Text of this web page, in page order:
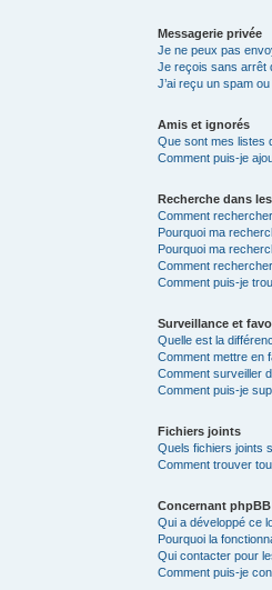
Messagerie privée
Je ne peux pas
Je reçois sans arrêt
J’ai reçu un spam
Amis et ignorés
Que sont mes listes
Comment puis-je
Recherche dans
Comment
Pourquoi ma
Pourquoi ma
Comment
Comment puis-je
Surveillance et
Quelle est la
Comment mettre en
Comment surveiller
Comment puis-je
Fichiers joints
Quels fichiers joints
Comment trouver
Concernant phpBB
Qui a développé ce
Pourquoi la
Qui contacter pour
Comment puis-je